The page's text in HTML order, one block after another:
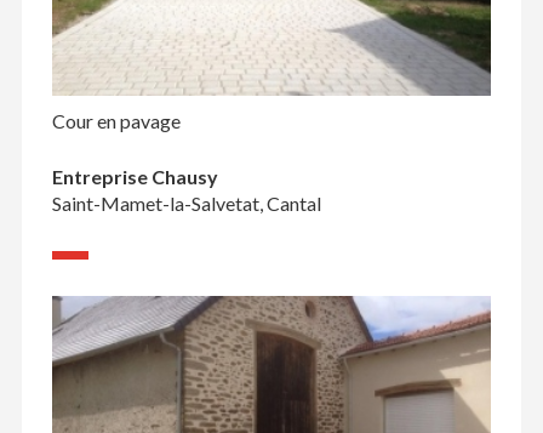
Cour en pavage
Entreprise Chausy
Saint-Mamet-la-Salvetat, Cantal